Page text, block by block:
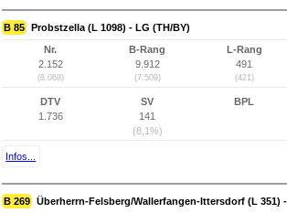
B 85 Probstzella (L 1098) - LG (TH/BY)
Nr.
2.152
(8.068)
B-Rang
9.912
(7.509)
L-Rang
491
(421)
DTV
1.736
SV
141
(8,1%)
BPL
Infos...
B 269 Überherrn-Felsberg/Wallerfangen-Ittersdorf (L 351)